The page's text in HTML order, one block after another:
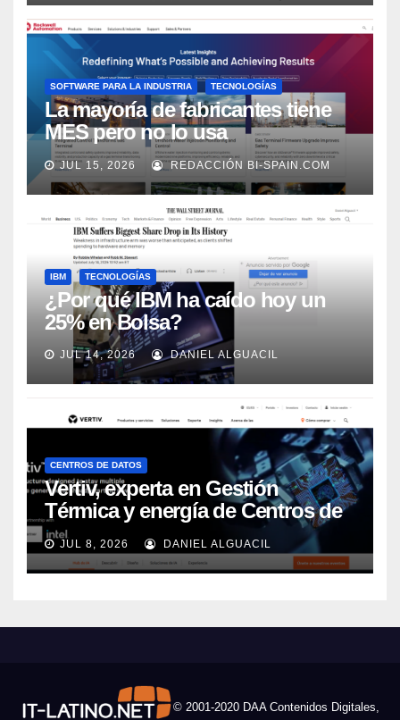
SOFTWARE PARA LA INDUSTRIA TECNOLOGÍAS
La mayoría de fabricantes tiene
MES pero no lo usa
adecuadamente, según Rockwell
Automation
JUL 15, 2026 REDACCIÓN BI-SPAIN.COM
IBM TECNOLOGÍAS
¿Por qué IBM ha caído hoy un
25% en Bolsa?
JUL 14, 2026 DANIEL ALGUACIL
CENTROS DE DATOS
Vertiv, experta en Gestión
Térmica y energía de Centros de
Datos, sigue su crecimiento
imparable
JUL 8, 2026 DANIEL ALGUACIL
© 2001-2020 DAA Contenidos Digitales,